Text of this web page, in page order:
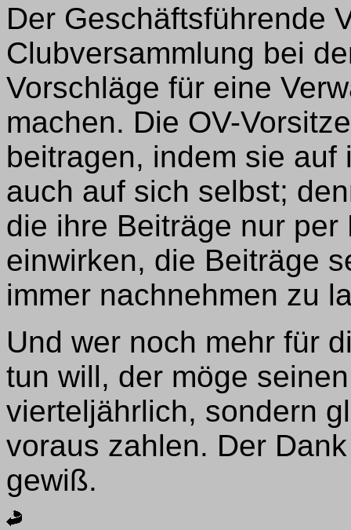
Der Geschäftsführende
Clubversammlung bei
Vorschläge für eine
machen. Die OV-
beitragen, indem sie
auch auf sich selbst;
die ihre Beiträge nur
einwirken, die Beiträge
immer nachnehmen zu
Und wer noch mehr für
tun will, der möge
vierteljährlich, sondern
voraus zahlen. Der
gewiß.